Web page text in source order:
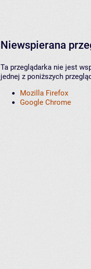
Niewspierana
Ta przeglądarka nie jest
jednej z poniższych
Mozilla Firefox
Google Chrome